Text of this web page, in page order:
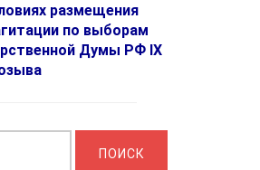
размещения
по выборам
Думы РФ IX